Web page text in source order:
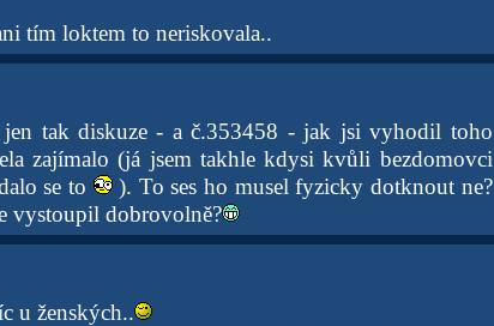
tím loktem to neriskovala..
tak diskuze - a č.353458 - jak jsi vyhodil toho
zajímalo (já jsem takhle kdysi kvůli bezdomovci
se to
). To ses ho musel fyzicky dotknout ne?
vystoupil dobrovolně?
u ženských..